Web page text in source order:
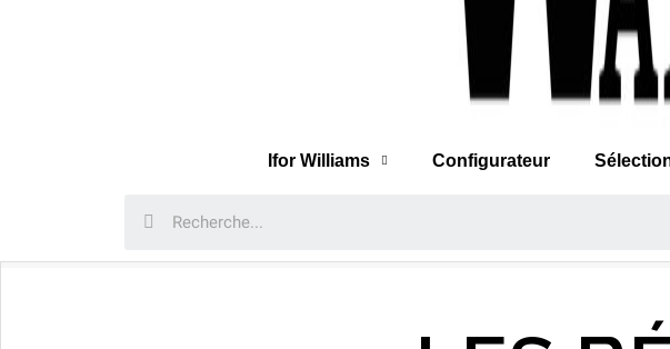
Ifor Williams Configurateur